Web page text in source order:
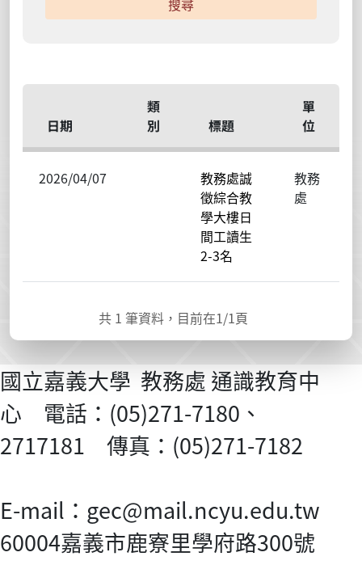
日期
類
別
標題
單
位
2026/04/07
教務處誠
徵綜合教
學大樓日
間工讀生
2-3名
教務
處
共 1 筆資料，目前在1/1頁
國立嘉義大學 教務處 通識教育中
心 電話：(05)271-7180、
2717181 傳真：(05)271-7182
E-mail：gec@mail.ncyu.edu.tw
60004嘉義市鹿寮里學府路300號